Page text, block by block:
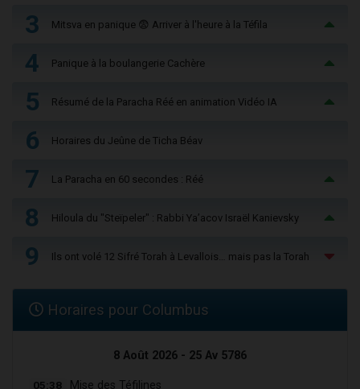
3 Mitsva en panique 😨 Arriver à l'heure à la Téfila
4 Panique à la boulangerie Cachère
5 Résumé de la Paracha Réé en animation Vidéo IA
6 Horaires du Jeûne de Ticha Béav
7 La Paracha en 60 secondes : Réé
8 Hiloula du "Steïpeler" : Rabbi Ya’acov Israël Kanievsky
9 Ils ont volé 12 Sifré Torah à Levallois… mais pas la Torah
Horaires pour Columbus
8 Août 2026 - 25 Av 5786
05:38 Mise des Téfilines